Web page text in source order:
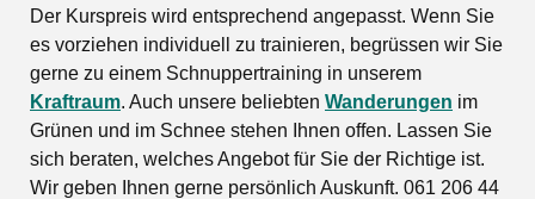
Der Kurspreis wird entsprechend angepasst. Wenn Sie
es vorziehen individuell zu trainieren, begrüssen wir Sie
gerne zu einem Schnuppertraining in unserem
Kraftraum. Auch unsere beliebten Wanderungen im
Grünen und im Schnee stehen Ihnen offen. Lassen Sie
sich beraten, welches Angebot für Sie der Richtige ist.
Wir geben Ihnen gerne persönlich Auskunft. 061 206 44